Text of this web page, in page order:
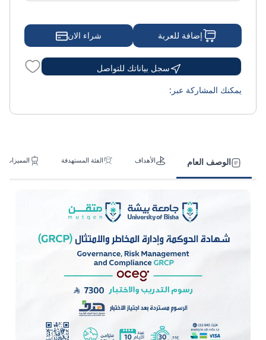
الوصف العام الأهداف الفئة المستهدفة المميزات
إضافة للعربة شراء الان
سجل بياناتك للتواصل
يمكنك المشاركة عبر: